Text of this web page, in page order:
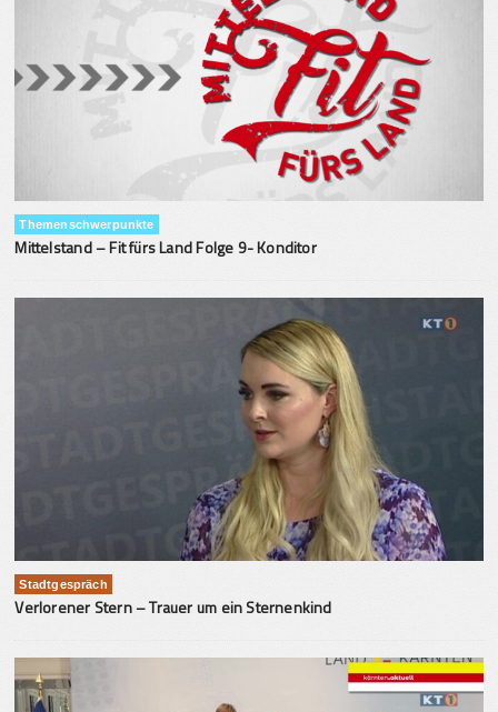
Themenschwerpunkte
Mittelstand – Fit fürs Land Folge 9- Konditor
Stadtgespräch
Verlorener Stern – Trauer um ein Sternenkind